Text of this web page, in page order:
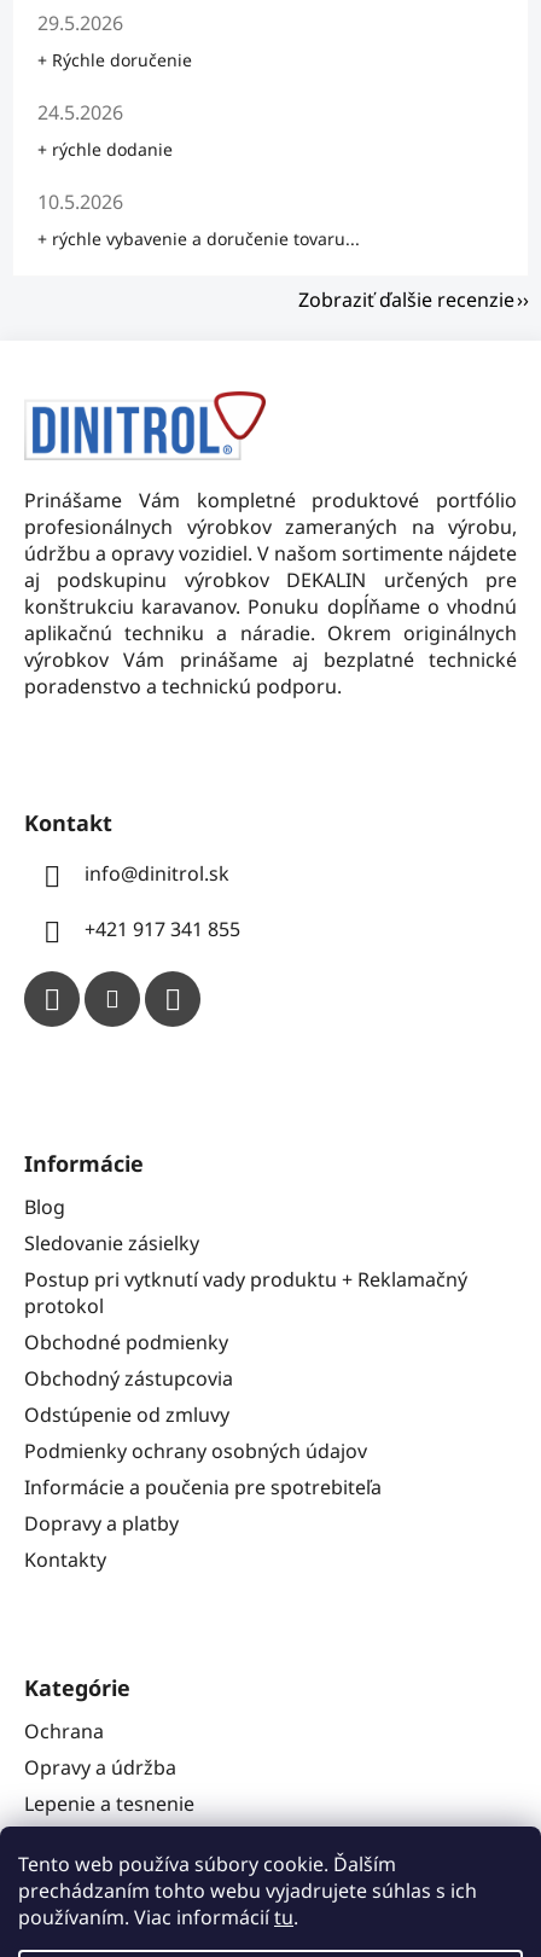
Tento web používa súbory cookie. Ďalším
prechádzaním tohto webu vyjadrujete súhlas s ich
používaním. Viac informáciítu.
Hodnotenie obchodu je 5 z 5 hviezdičiek.
29.5.2026
+ Rýchle doručenie
Hodnotenie obchodu je 5 z 5 hviezdičiek.
24.5.2026
+ rýchle dodanie
Hodnotenie obchodu je 5 z 5 hviezdičiek.
10.5.2026
+ rýchle vybavenie a doručenie tovaru...
Zobraziť ďalšie recenzie
Prinášame Vám kompletné produktové portfólio
profesionálnych výrobkov zameraných na výrobu,
údržbu a opravy vozidiel. V našom sortimente nájdete
aj podskupinu výrobkov DEKALIN určených pre
konštrukciu karavanov. Ponuku dopĺňame o vhodnú
aplikačnú techniku a náradie. Okrem originálnych
výrobkov Vám prinášame aj bezplatné technické
poradenstvo a technickú podporu.
Kontakt
info@dinitrol.sk
+421 917 341 855
Informácie
Blog
Sledovanie zásielky
Postup pri vytknutí vady produktu + Reklamačný
protokol
Obchodné podmienky
Obchodný zástupcovia
Odstúpenie od zmluvy
Podmienky ochrany osobných údajov
Informácie a poučenia pre spotrebiteľa
Dopravy a platby
Kontakty
Kategórie
Ochrana
Opravy a údržba
Lepenie a tesnenie
Stavba karavanov
Ostatné